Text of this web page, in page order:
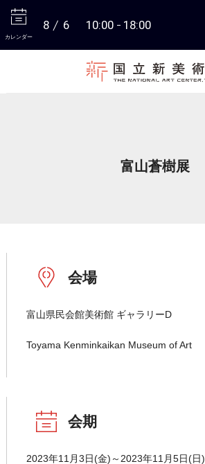
カレンダー
8 6 10:00 18:00
富山蒼樹展
会場
富山県民会館美術館 ギャラリーD
Toyama Kenminkaikan Museum of Art
会期
2023年11月3日(金)～2023年11月5日(日)